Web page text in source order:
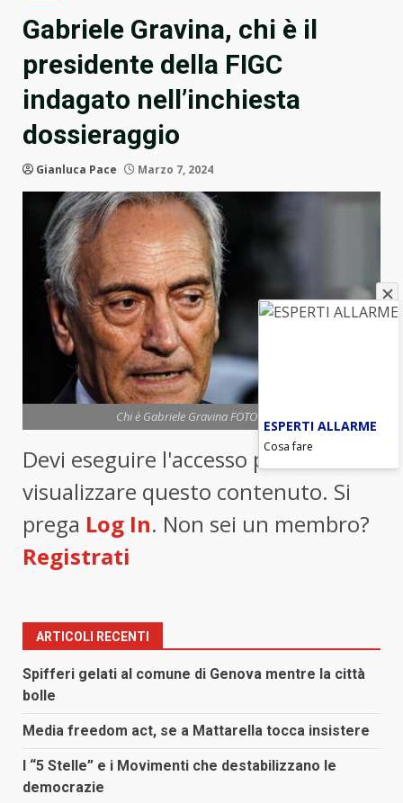
Gabriele Gravina, chi è il
presidente della FIGC
indagato nell’inchiesta
dossieraggio
Gianluca Pace Marzo 7, 2024
Chi è Gabriele Gravina FOTO ANSA
Devi eseguire l'accesso per
visualizzare questo contenuto. Si
prega Log In. Non sei un membro?
Registrati
ARTICOLI RECENTI
Spifferi gelati al comune di Genova mentre la città
bolle
Media freedom act, se a Mattarella tocca insistere
I “5 Stelle” e i Movimenti che destabilizzano le
democrazie
ESPERTI ALLARME
Cosa fare